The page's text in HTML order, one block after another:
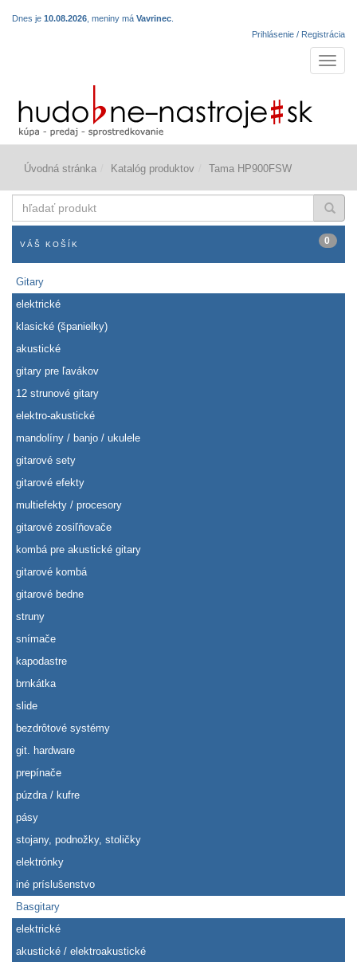
Dnes je 10.08.2026 , meniny má Vavrinec
Prihlásenie / Registrácia
Úvodná stránka Katalóg produktov Tama HP900FSW
produkt
VÁŠ KOŠÍK 0
Gitary
elektrické
klasické (španielky)
akustické
gitary pre ľavákov
12 strunové gitary
elektro-akustické
mandolíny / banjo / ukulele
gitarové sety
gitarové efekty
multiefekty / procesory
gitarové zosiľňovače
kombá pre akustické gitary
gitarové kombá
gitarové bedne
struny
snímače
kapodastre
brnkátka
slide
bezdrôtové systémy
git. hardware
prepínače
púzdra / kufre
pásy
stojany, podnožky, stoličky
elektrónky
iné príslušenstvo
Basgitary
elektrické
akustické / elektroakustické